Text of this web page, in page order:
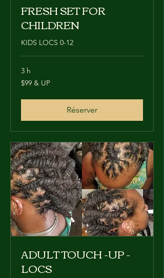
FRESH SET FOR
CHILDREN
KIDS LOCS 0-12
3 h
$99
&
$99 & UP
Réserver
ADULT TOUCH -UP -
LOCS